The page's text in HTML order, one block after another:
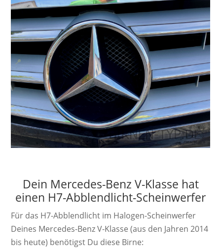
Dein Mercedes-Benz V-Klasse hat
einen H7-Abblendlicht-Scheinwerfer
Für das H7-Abblendlicht im Halogen-Scheinwerfer
Deines Mercedes-Benz V-Klasse (aus den Jahren 2014
bis heute) benötigst Du diese Birne: